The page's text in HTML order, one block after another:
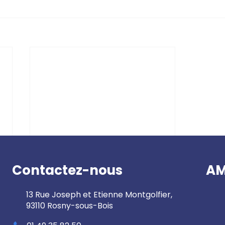
Contactez-nous
13 Rue Joseph et Etienne Montgolfier,
93110 Rosny-sous-Bois